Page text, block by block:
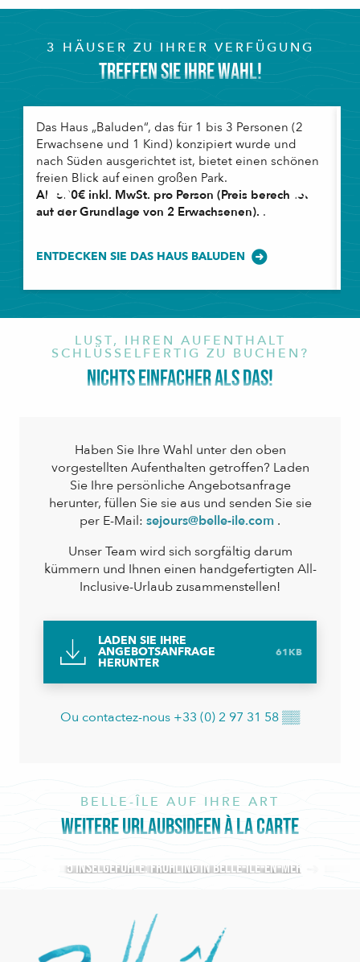
3 HÄUSER ZU IHRER VERFÜGUNG
TREFFEN SIE IHRE WAHL!
Das Haus „Baluden“, das für 1 bis 3 Personen (2
Erwachsene und 1 Kind) konzipiert wurde und
nach Süden ausgerichtet ist, bietet einen schönen
freien Blick auf einen großen Park.
Ab 520€ inkl. MwSt. pro Person (Preis berechnet
auf der Grundlage von 2 Erwachsenen). .
ENTDECKEN SIE DAS HAUS BALUDEN
LUST, IHREN AUFENTHALT
SCHLÜSSELFERTIG ZU BUCHEN?
NICHTS EINFACHER ALS DAS!
Haben Sie Ihre Wahl unter den oben
vorgestellten Aufenthalten getroffen? Laden
Sie Ihre persönliche Angebotsanfrage
herunter, füllen Sie sie aus und senden Sie sie
per E-Mail: sejours@belle-ile.com .
Unser Team wird sich sorgfältig darum
kümmern und Ihnen einen handgefertigten All-
Inclusive-Urlaub zusammenstellen!
LADEN SIE IHRE
ANGEBOTSANFRAGE
HERUNTER
61KB
Ou contactez-nous +33 (0) 2 97 31 58▒▒
BELLE-ÎLE AUF IHRE ART
WEITERE URLAUBSIDEEN À LA CARTE
5 Inselgefühle: Frühling in Belle-île-en-Mer